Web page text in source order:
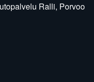
Ralli, Porvoo